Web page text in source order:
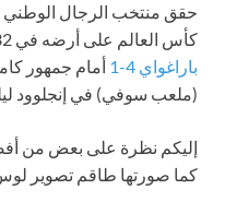
حقق منتخب الرجال الوطني
كأس العالم على أرضه في 32 عامًا مباراة لا تُنسى،
باراغواي 4-1
أمام جمهور
(ملعب سوفي) في إنجلوود
إليكم نظرة على بعض من
كما صورتها طاقم تصوير